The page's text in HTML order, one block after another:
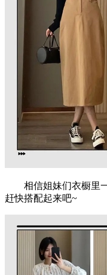
相信姐妹们衣橱里一
赶快搭配起来吧~